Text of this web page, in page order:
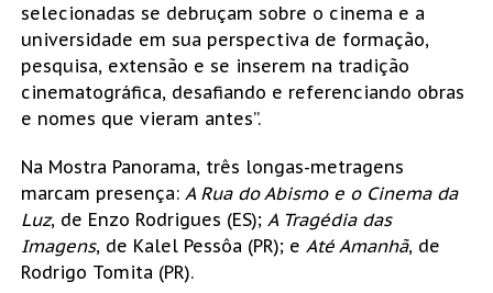
selecionadas se debruçam sobre o cinema e a
universidade em sua perspectiva de formação,
pesquisa, extensão e se inserem na tradição
cinematográfica, desafiando e referenciando obras
e nomes que vieram antes”.
Na Mostra Panorama, três longas-metragens
marcam presença: A Rua do Abismo e o Cinema da
Luz, de Enzo Rodrigues (ES); A Tragédia das
Imagens, de Kalel Pessôa (PR); e Até Amanhã, de
Rodrigo Tomita (PR).